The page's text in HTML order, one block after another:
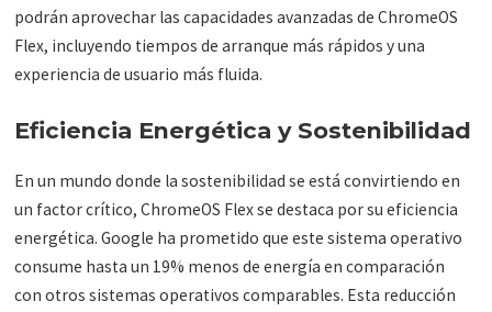
podrán aprovechar las capacidades avanzadas de ChromeOS
Flex, incluyendo tiempos de arranque más rápidos y una
experiencia de usuario más fluida.
Eficiencia Energética y Sostenibilidad
En un mundo donde la sostenibilidad se está convirtiendo en
un factor crítico, ChromeOS Flex se destaca por su eficiencia
energética. Google ha prometido que este sistema operativo
consume hasta un 19% menos de energía en comparación
con otros sistemas operativos comparables. Esta reducción